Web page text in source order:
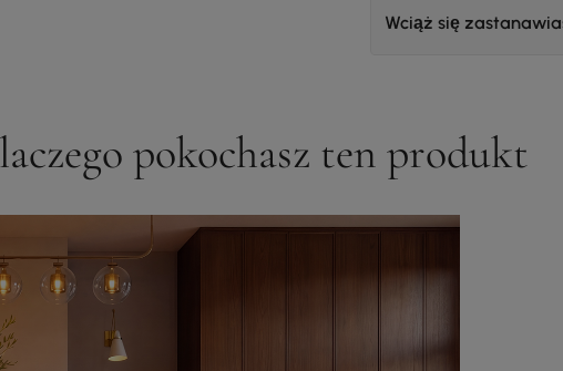
Wciąż się
pokochasz ten produkt